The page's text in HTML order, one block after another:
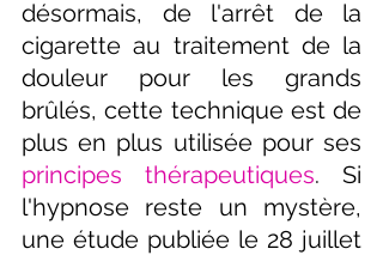
désormais, de l'arrêt de la
cigarette au traitement de la
douleur pour les grands
brûlés, cette technique est de
principes thérapeutiques. Si
l'hypnose reste un mystère,
une étude publiée le 28 juillet